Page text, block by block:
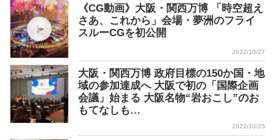
《CG動画》大阪・関西万博 「時空超え
さあ、これから」会場・夢洲のフライ
スルーCGを初公開
2022/10/27
大阪・関西万博 政府目標の150か国・地
域の参加達成へ 大阪で初の「国際企画
会議」始まる 大阪名物“岩おこし”のお
もてなしも…
2022/10/25